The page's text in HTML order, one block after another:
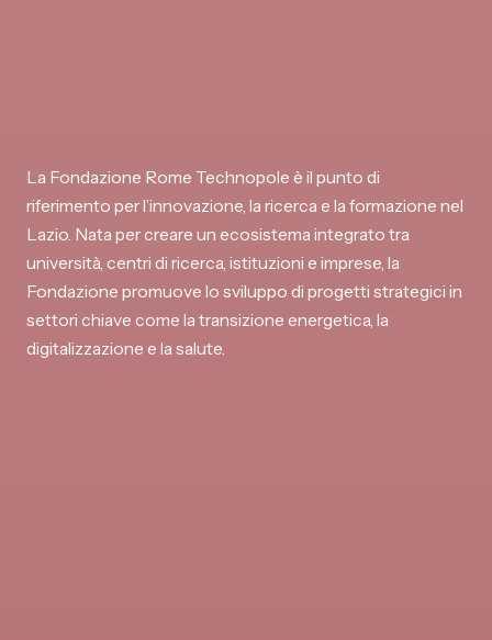
La Fondazione Rome Technopole è il punto di
riferimento per l’innovazione, la ricerca e la formazione nel
Lazio. Nata per creare un ecosistema integrato tra
università, centri di ricerca, istituzioni e imprese, la
Fondazione promuove lo sviluppo di progetti strategici in
settori chiave come la transizione energetica, la
digitalizzazione e la salute.